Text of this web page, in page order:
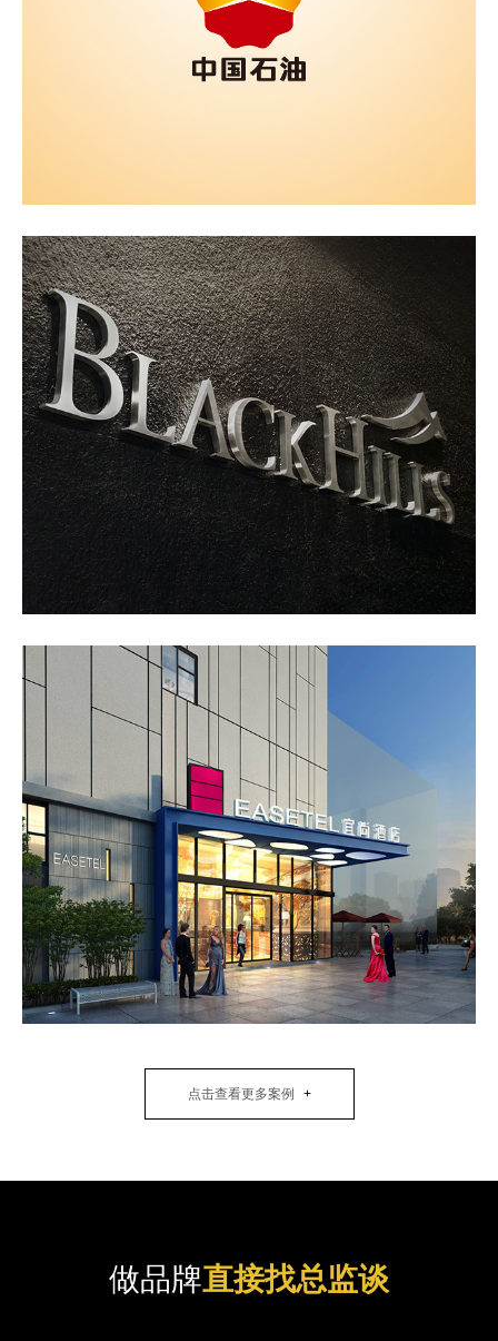
点击查看更多案例
做品牌直接找总监谈